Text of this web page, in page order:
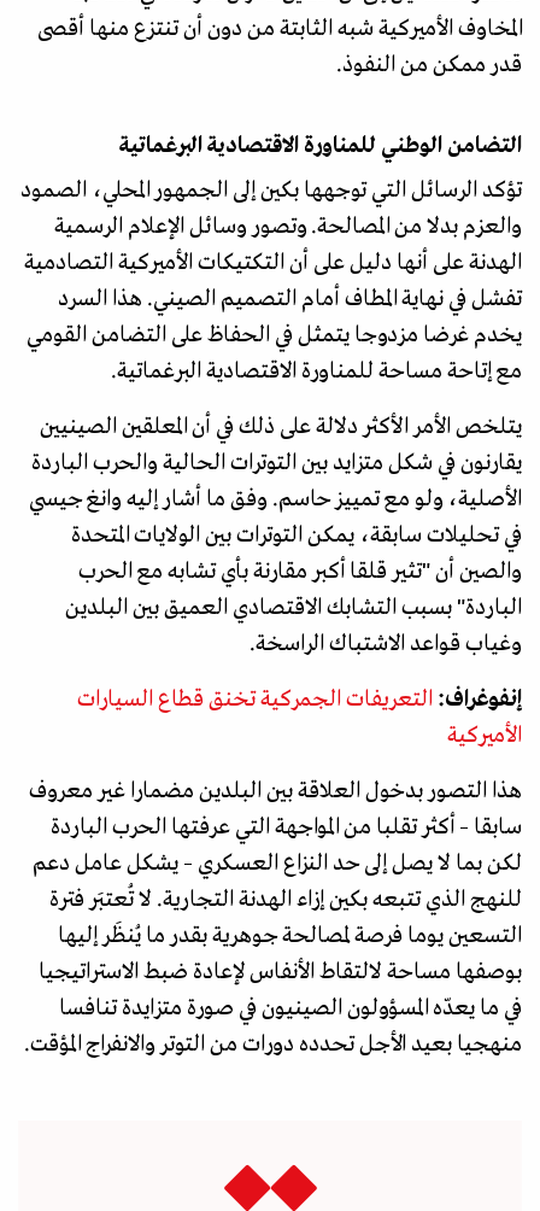
المخاوف الأميركية شبه الثابتة من دون أن تنتزع منها أقصى
قدر ممكن من النفوذ.
التضامن الوطني للمناورة الاقتصادية البرغماتية
تؤكد الرسائل التي توجهها بكين إلى الجمهور المحلي، الصمود
والعزم بدلا من المصالحة. وتصور وسائل الإعلام الرسمية
الهدنة على أنها دليل على أن التكتيكات الأميركية التصادمية
تفشل في نهاية المطاف أمام التصميم الصيني. هذا السرد
يخدم غرضا مزدوجا يتمثل في الحفاظ على التضامن القومي
مع إتاحة مساحة للمناورة الاقتصادية البرغماتية.
يتلخص الأمر الأكثر دلالة على ذلك في أن المعلقين الصينيين
يقارنون في شكل متزايد بين التوترات الحالية والحرب الباردة
الأصلية، ولو مع تمييز حاسم. وفق ما أشار إليه وانغ جيسي
في تحليلات سابقة، يمكن التوترات بين الولايات المتحدة
والصين أن "تثير قلقا أكبر مقارنة بأي تشابه مع الحرب
الباردة" بسبب التشابك الاقتصادي العميق بين البلدين
وغياب قواعد الاشتباك الراسخة.
إنفوغراف: التعريفات الجمركية تخنق قطاع السيارات
الأميركية
هذا التصور بدخول العلاقة بين البلدين مضمارا غير معروف
سابقا – أكثر تقلبا من المواجهة التي عرفتها الحرب الباردة
لكن بما لا يصل إلى حد النزاع العسكري – يشكل عامل دعم
للنهج الذي تتبعه بكين إزاء الهدنة التجارية. لا تُعتبَر فترة
التسعين يوما فرصة لمصالحة جوهرية بقدر ما يُنظَر إليها
بوصفها مساحة لالتقاط الأنفاس لإعادة ضبط الاستراتيجيا
في ما يعدّه المسؤولون الصينيون في صورة متزايدة تنافسا
منهجيا بعيد الأجل تحدده دورات من التوتر والانفراج المؤقت.